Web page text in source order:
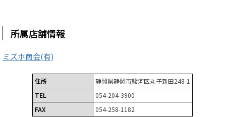
所属店舗情報
ミズホ商会(有)
住所
静岡県静岡市駿河区丸子新田248-1
TEL
054-204-3900
FAX
054-258-1182